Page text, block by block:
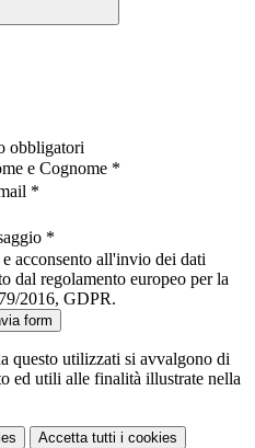
obbligatori
e Cognome *
*
*
acconsento all'invio dei dati
dal regolamento europeo per la
2016, GDPR.
form
questo utilizzati si avvalgono di
ed utili alle finalità illustrate nella
Accetta tutti i cookies